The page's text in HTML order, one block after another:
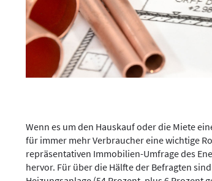
Wenn es um den Hauskauf oder die Miete
für immer mehr Verbraucher eine wichtige
repräsentativen Immobilien-Umfrage des
hervor. Für über die Hälfte der Befragten